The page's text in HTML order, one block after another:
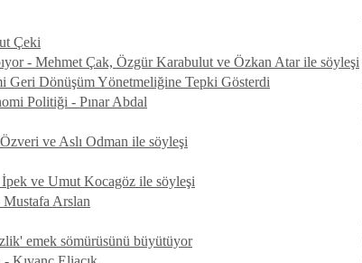
Çeki
- Mehmet Çak, Özgür Karabulut ve Özkan Atar ile söyleşi
Geri Dönüşüm Yönetmeliğine Tepki Gösterdi
Politiği - Pınar Abdal
Özveri ve Aslı Odman ile söyleşi
ve Umut Kocagöz ile söyleşi
Arslan
emek sömürüsünü büyütüyor